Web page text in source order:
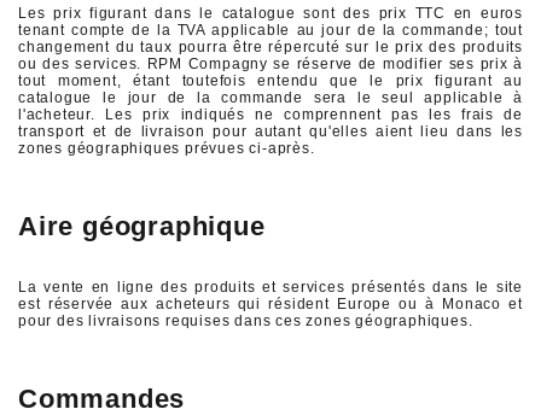
Les prix figurant dans le catalogue sont des prix TTC en euros
tenant compte de la TVA applicable au jour de la commande; tout
changement du taux pourra être répercuté sur le prix des produits
ou des services. RPM Compagny se réserve de modifier ses prix à
tout moment, étant toutefois entendu que le prix figurant au
catalogue le jour de la commande sera le seul applicable à
l'acheteur. Les prix indiqués ne comprennent pas les frais de
transport et de livraison pour autant qu'elles aient lieu dans les
zones géographiques prévues ci-après.
Aire géographique
La vente en ligne des produits et services présentés dans le site
est réservée aux acheteurs qui résident Europe ou à Monaco et
pour des livraisons requises dans ces zones géographiques.
Commandes